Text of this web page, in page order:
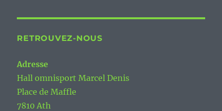
RETROUVEZ-NOUS
Adresse
Hall omnisport Marcel Denis
Place de Maffle
7810 Ath